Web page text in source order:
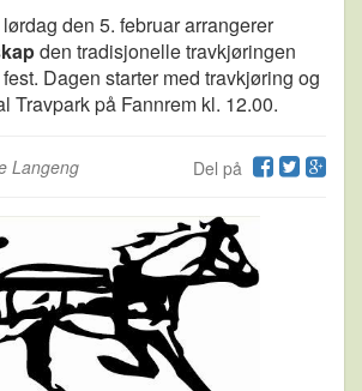
den 5. februar arrangerer
den tradisjonelle travkjøringen
Dagen starter med travkjøring og
Travpark på Fannrem kl. 12.00.
Del på
Langeng